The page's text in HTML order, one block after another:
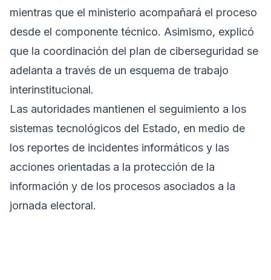
mientras que el ministerio acompañará el proceso
desde el componente técnico. Asimismo, explicó
que la coordinación del plan de ciberseguridad se
adelanta a través de un esquema de trabajo
interinstitucional.
Las autoridades mantienen el seguimiento a los
sistemas tecnológicos del Estado, en medio de
los reportes de incidentes informáticos y las
acciones orientadas a la protección de la
información y de los procesos asociados a la
jornada electoral.